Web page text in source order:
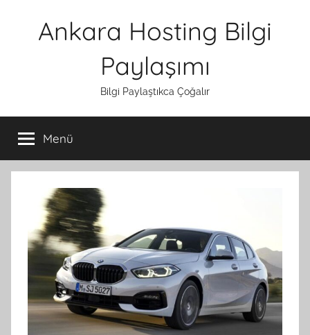
Ankara Hosting Bilgi
Paylaşımı
Bilgi Paylaştıkca Çoğalır
Menü